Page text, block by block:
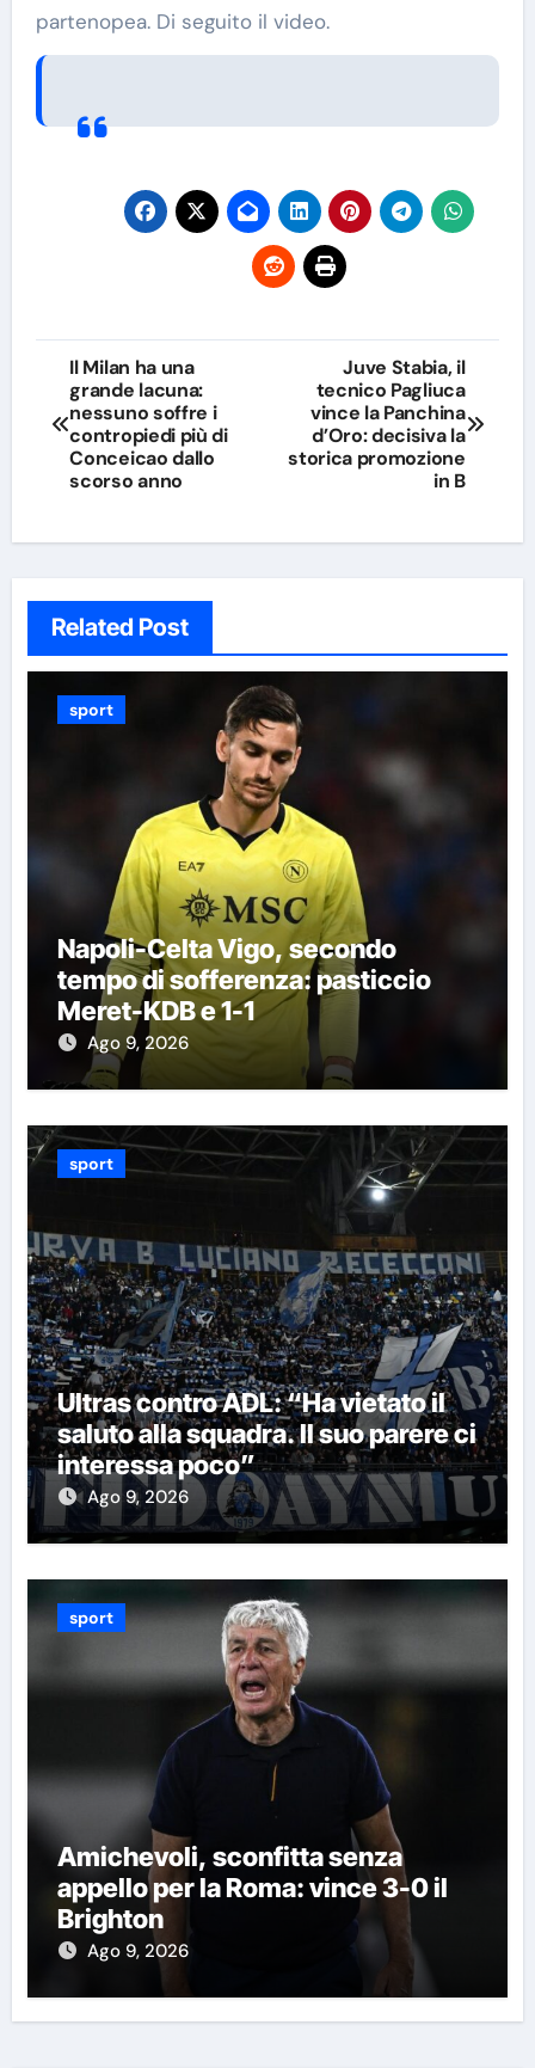
partenopea. Di seguito il video.
Navigazione
articoli
Il Milan ha una
grande lacuna:
nessuno soffre i
contropiedi più di
Conceicao dallo
scorso anno
Juve Stabia, il
tecnico Pagliuca
vince la Panchina
d’Oro: decisiva la
storica promozione
in B
Related Post
sport
Napoli-Celta Vigo, secondo
tempo di sofferenza: pasticcio
Meret-KDB e 1-1
Ago 9, 2026
sport
Ultras contro ADL: “Ha vietato il
saluto alla squadra. Il suo parere ci
interessa poco”
Ago 9, 2026
sport
Amichevoli, sconfitta senza
appello per la Roma: vince 3-0 il
Brighton
Ago 9, 2026